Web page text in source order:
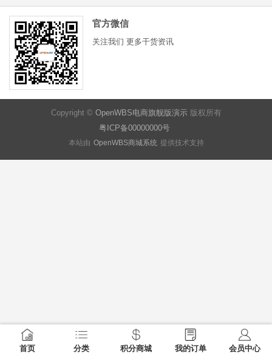
首页 分类 积分商城 我的订单 会员中心
官方微信
关注我们 更多干货资讯
Copyright © OpenWBS电商旗舰版演示版权所有
粤ICP备00000000号
本站由 OpenWBS商城系统 提供技术支持